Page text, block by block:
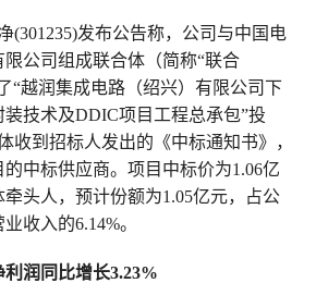
(301235)发布公告称，公司与中国电
公司组成联合体（简称“联合
“越润集成电路（绍兴）有限公司下
技术及DDIC项目工程总承包”投
收到招标人发出的《中标通知书》，
中标供应商。项目中标价为1.06亿
头人，预计份额为1.05亿元，占公
收入的6.14%。
润同比增长3.23%